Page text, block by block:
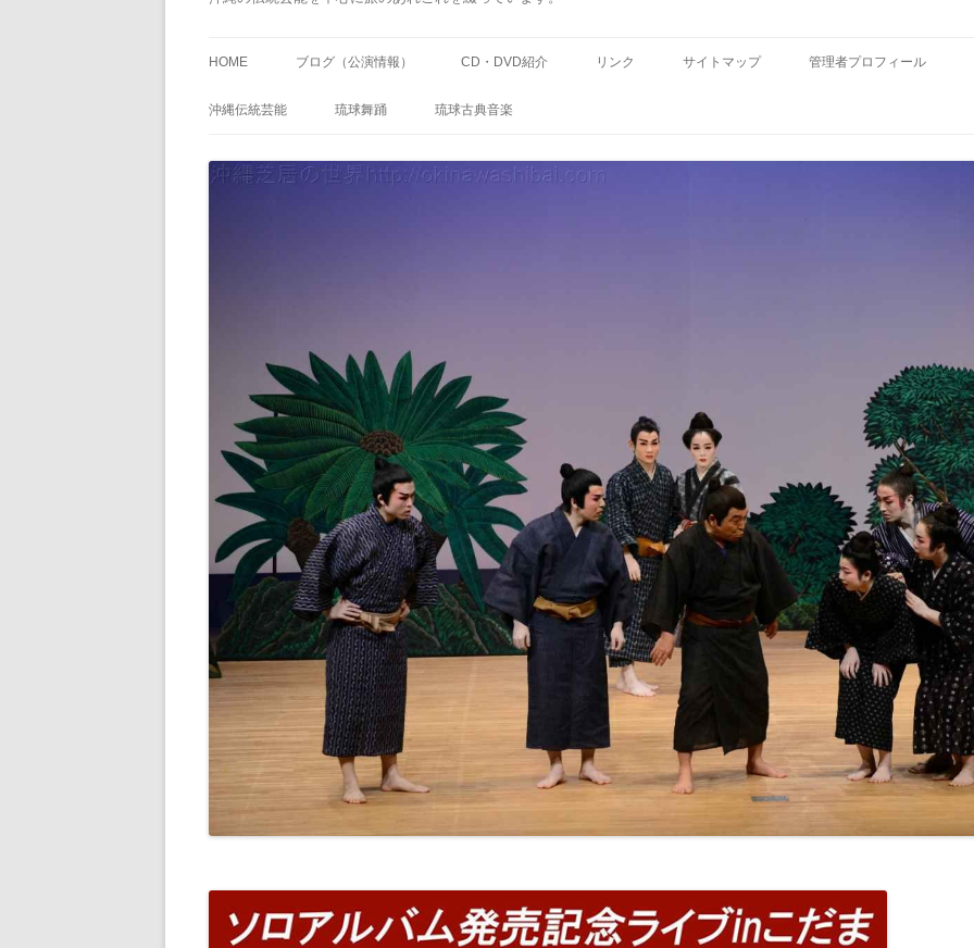
ン
ッ
HOME ブログ（公演情報） CD・DVD紹介 リンク サイトマップ 管理者プロフィール
沖縄伝統芸能 琉球舞踊 琉球古典音楽